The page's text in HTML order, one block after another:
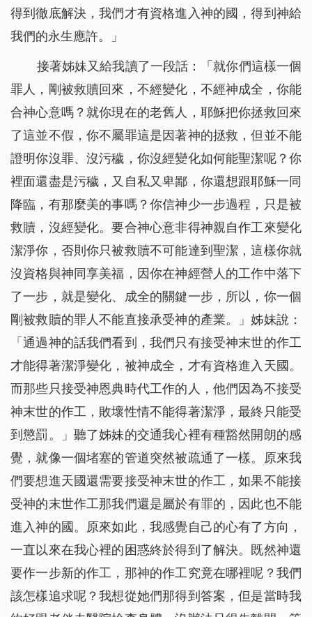
得到徹底解決，我們才有資格進入神的國，得到神給
我們的永生應許。」
接著姊妹又給我讀了一段話：「 就你們這樣一個
罪人，剛被救贖回來，不經變化，不經神成全，你能
合神心意嗎？就你現在的老舊人，耶穌把你拯救回來
了這並不假，你不屬罪這是因著神的拯救，但並不能
證明你沒罪、沒污穢，你沒經變化如何能聖潔呢？你
裡面還盡是污穢，又自私又卑鄙，你還想跟耶穌一同
降臨，有那麼美的事嗎？你信神少一步過程，只是被
救贖，沒經變化。要合神心意非得神親自作工來變化
潔淨你，否則你只被救贖不可能達到聖潔，這樣你就
沒資格與神同享美福，因你在神經營人的工作中落下
了一步，就是變化、成全的關鍵一步，所以，你一個
剛被救贖的罪人不能直接承受神的產業。
」姊妹說：
「通過神的話我們看到，我們只有接受神末世的作工
才能得著潔淨變化，被神成全，才有資格進入天國。
而那些只接受神恩典時代工作的人，他們因為不接受
神末世的作工，敗壞性情不能得著潔淨，最終只能受
到懲罰。」聽了姊妹的交通我心裡有種豁然開朗的感
覺，就像一個堵塞的管道突然被疏通了一樣。原來我
們要想進天國還需要接受神末世的作工，如果不能接
受神的末世作工那我們還是屬於有罪的，因此也不能
進入神的國。原來如此，我感覺自己的心有了方向，
一直以來在我心裡的困惑終於得到了解決。既然神還
要作一步新的作工，那神的作工究竟在哪裡呢？我們
該怎樣追求呢？我想從她們那得到答案，但是當時我